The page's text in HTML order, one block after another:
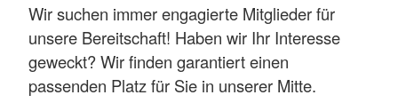
Wir suchen immer engagierte Mitglieder für
unsere Bereitschaft! Haben wir Ihr Interesse
geweckt? Wir finden garantiert einen
passenden Platz für Sie in unserer Mitte.